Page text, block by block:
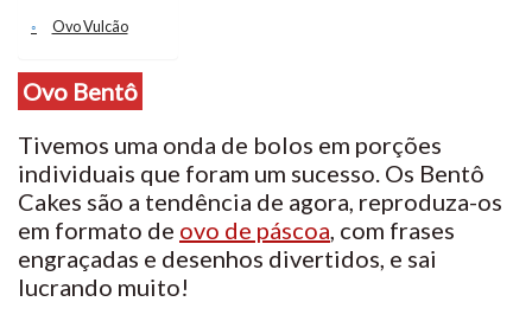
Ovo Vulcão
Ovo Bentô
Tivemos uma onda de bolos em porções
individuais que foram um sucesso. Os Bentô
Cakes são a tendência de agora, reproduza-os
em formato de ovo de páscoa , com frases
engraçadas e desenhos divertidos, e sai
lucrando muito!